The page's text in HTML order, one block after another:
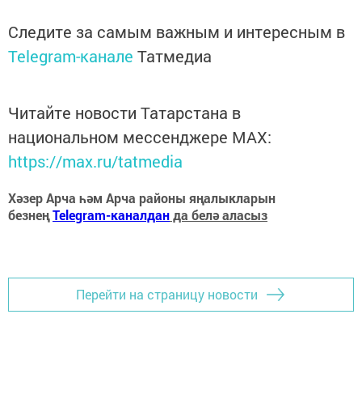
Следите за самым важным и интересным в
Telegram-канале Татмедиа
Читайте новости Татарстана в
национальном мессенджере MАХ:
https://max.ru/tatmedia
Хәзер Арча һәм Арча районы яңалыкларын
безнеңTelegram-каналданда белә аласыз
Перейти на страницу новости